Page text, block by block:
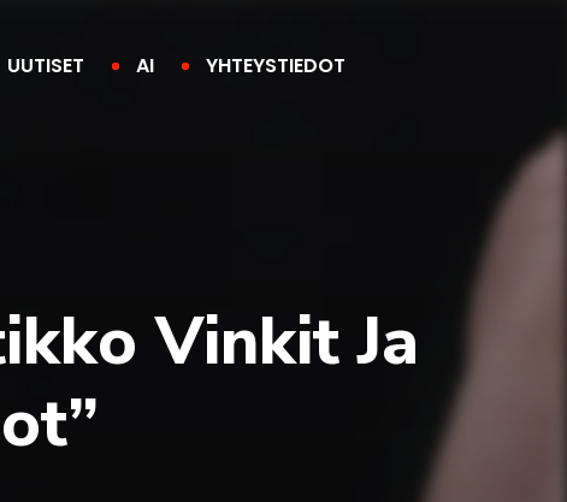
UUTISET AI YHTEYSTIEDOT
Vinkit Ja